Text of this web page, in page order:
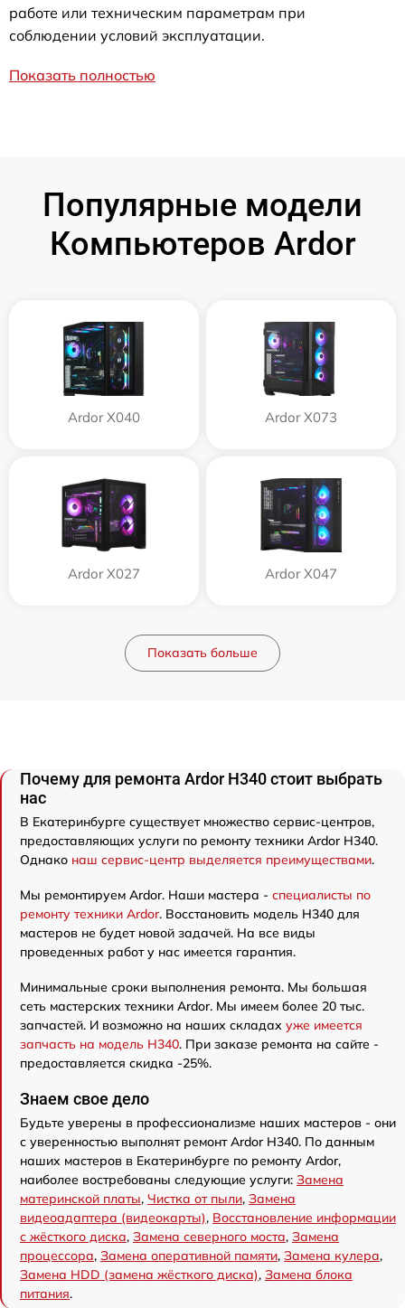
работе или техническим параметрам при
соблюдении условий эксплуатации.
Показать полностью
Популярные модели
Компьютеров Ardor
Ardor X040 Ardor X073
Ardor X027 Ardor X047
Показать больше
Почему для ремонта Ardor H340 стоит выбрать
нас
В Екатеринбурге существует множество сервис-центров,
предоставляющих услуги по ремонту техники Ardor H340.
Однако наш сервис-центр выделяется преимуществами.
Мы ремонтируем Ardor. Наши мастера - специалисты по
ремонту техники Ardor. Восстановить модель H340 для
мастеров не будет новой задачей. На все виды
проведенных работ у нас имеется гарантия.
Минимальные сроки выполнения ремонта. Мы большая
сеть мастерских техники Ardor. Мы имеем более 20 тыс.
запчастей. И возможно на наших складах уже имеется
запчасть на модель H340. При заказе ремонта на сайте -
предоставляется скидка -25%.
Знаем свое дело
Будьте уверены в профессионализме наших мастеров - они
с уверенностью выполнят ремонт Ardor H340. По данным
наших мастеров в Екатеринбурге по ремонту Ardor,
наиболее востребованы следующие услуги: Замена
материнской платы, Чистка от пыли, Замена
видеоадаптера (видеокарты), Восстановление информации
с жёсткого диска, Замена северного моста, Замена
процессора, Замена оперативной памяти, Замена кулера,
Замена HDD (замена жёсткого диска), Замена блока
питания.